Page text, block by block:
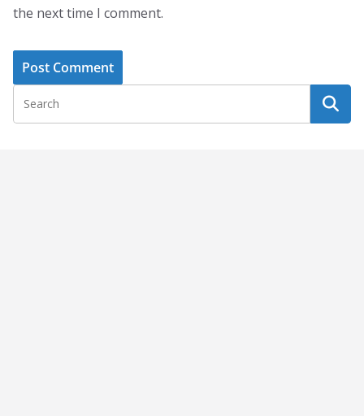
the next time I comment.